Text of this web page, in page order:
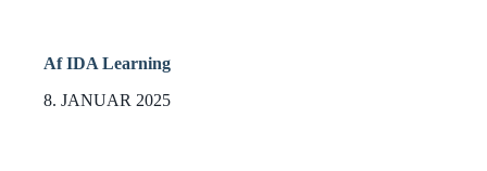
Af IDA Learning
8. JANUAR 2025